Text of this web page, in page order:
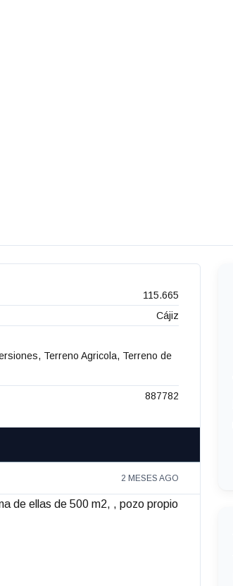
115.665
Cájiz
Terreno Agricola, Terreno de
887782
2 MESES AGO
de ellas de 500 m2, , pozo propio